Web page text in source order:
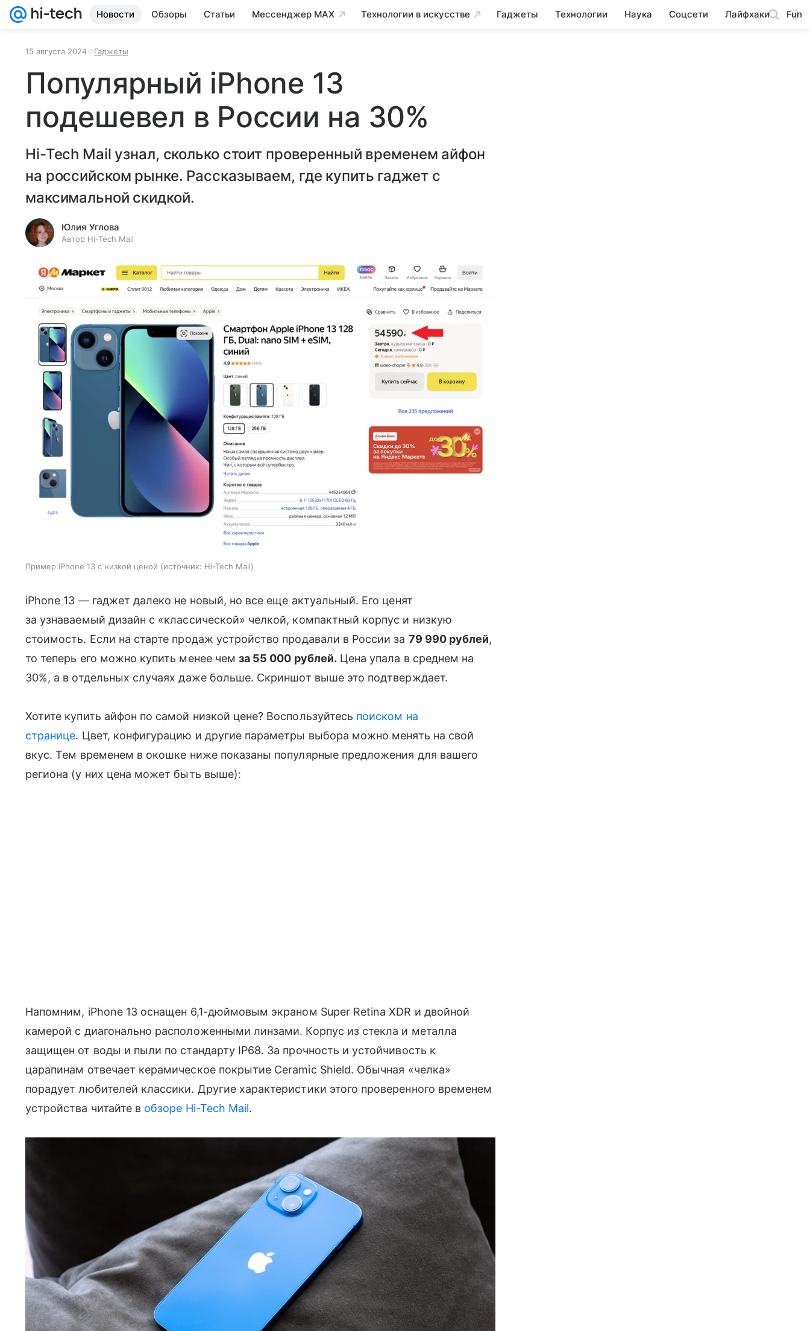
Новости Обзоры Статьи Мессенджер MAX Технологии в искусстве Гаджеты Технологии Наука Соцсети Лайфхаки Fun
15 августа 2024 Гаджеты
Популярный iPhone 13
подешевел в России на 30%
Hi-Tech Mail узнал, сколько стоит проверенный временем айфон
на российском рынке. Рассказываем, где купить гаджет с
максимальной скидкой.
Юлия Углова
Автор Hi-Tech Mail
Пример iPhone 13 с низкой ценой источник: Hi-Tech Mail
iPhone 13 — гаджет далеко не новый, но все еще актуальный. Его ценят
за узнаваемый дизайн с «классической» челкой, компактный корпус и низкую
стоимость. Если на старте продаж устройство продавали в России за 79 990 рублей,
то теперь его можно купить менее чем за 55 000 рублей. Цена упала в среднем на
30%, а в отдельных случаях даже больше. Скриншот выше это подтверждает.
Хотите купить айфон по самой низкой цене? Воспользуйтесь поиском на
странице. Цвет, конфигурацию и другие параметры выбора можно менять на свой
вкус. Тем временем в окошке ниже показаны популярные предложения для вашего
региона (у них цена может быть выше):
Напомним, iPhone 13 оснащен 6,1-дюймовым экраном Super Retina XDR и двойной
камерой с диагонально расположенными линзами. Корпус из стекла и металла
защищен от воды и пыли по стандарту IP68. За прочность и устойчивость к
царапинам отвечает керамическое покрытие Ceramic Shield. Обычная «челка»
порадует любителей классики. Другие характеристики этого проверенного временем
устройства читайте в обзоре Hi-Tech Mail.